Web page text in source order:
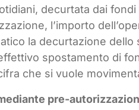
decurtata dai
l’importo
la decurtazione
spostamento di
che si vuole
pre-